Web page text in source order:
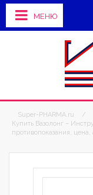
МЕНЮ
Super-PHARMA.ru /
Купить Вазолонг –
противопоказания, цена,